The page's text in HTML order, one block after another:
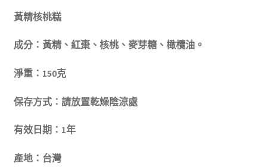
黃精核桃糕
成分：黃精、紅棗、核桃、麥芽糖、橄欖油。
淨重：150克
保存方式：請放置乾燥陰涼處
有效日期：1年
產地：台灣